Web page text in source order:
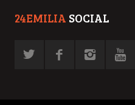
24EMILIA SOCIAL